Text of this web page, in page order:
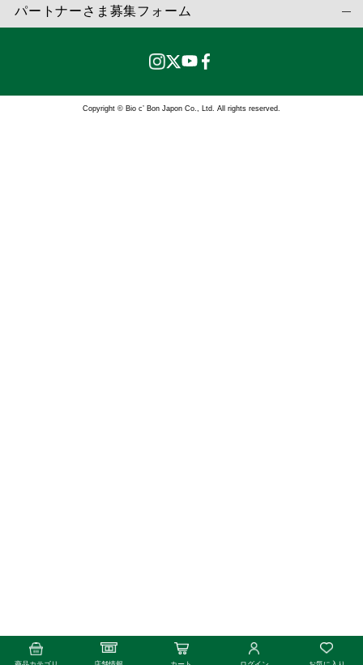
パートナーさま募集フォーム
Copyright © Bio c’ Bon Japon Co., Ltd. All rights reserved.